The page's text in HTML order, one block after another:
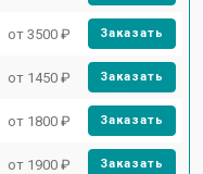
от 3500 ₽ Заказать
от 1450 ₽ Заказать
от 1800 ₽ Заказать
от 1900 ₽ Заказать